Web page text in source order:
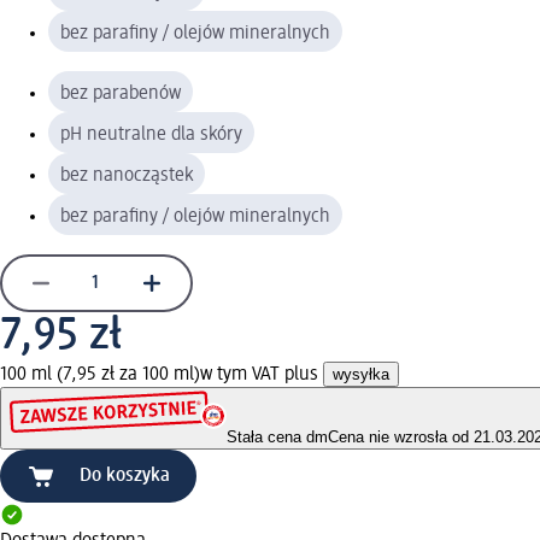
bez parafiny / olejów mineralnych
bez parabenów
pH neutralne dla skóry
bez nanocząstek
bez parafiny / olejów mineralnych
7,95 zł
100 ml (7,95 zł za 100 ml)w tym VAT plus wysyłka
Stała cena dmCena nie wzrosła od
Do koszyka